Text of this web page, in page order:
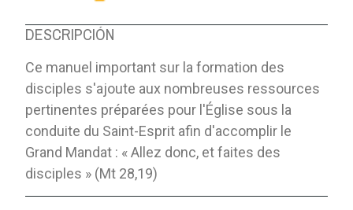
DESCRIPCIÓN
Ce manuel important sur la formation des
disciples s'ajoute aux nombreuses ressources
pertinentes préparées pour l'Église sous la
conduite du Saint-Esprit afin d'accomplir le
Grand Mandat : « Allez donc, et faites des
disciples » (Mt 28,19)